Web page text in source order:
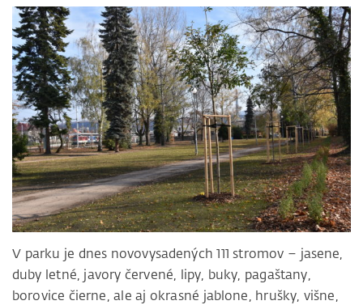
V parku je dnes novovysadených 111 stromov – jasene,
duby letné, javory červené, lipy, buky, pagaštany,
borovice čierne, ale aj okrasné jablone, hrušky, višne,